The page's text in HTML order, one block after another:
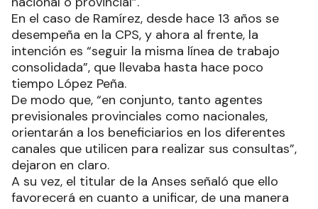
En el caso de Ramírez, desde hace 13 años se
desempeña en la CPS, y ahora al frente, la
intención es “seguir la misma línea de trabajo
consolidada”, que llevaba hasta hace poco
tiempo López Peña.
De modo que, “en conjunto, tanto agentes
previsionales provinciales como nacionales,
orientarán a los beneficiarios en los diferentes
canales que utilicen para realizar sus consultas”,
dejaron en claro.
A su vez, el titular de la Anses señaló que ello
favorecerá en cuanto a unificar, de una manera